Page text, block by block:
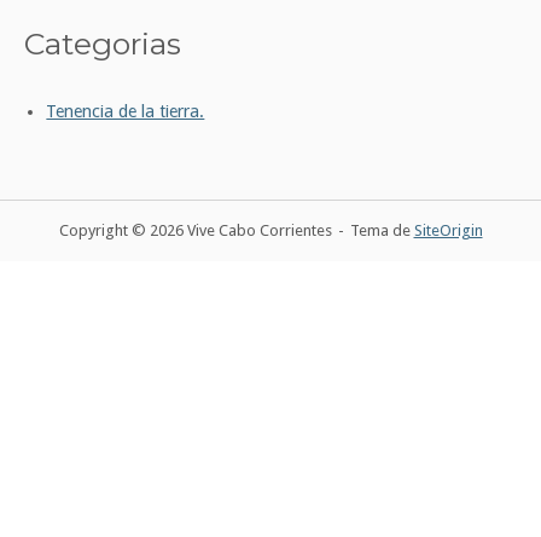
Categorias
Tenencia de la tierra.
Copyright © 2026 Vive Cabo Corrientes Tema de SiteOrigin